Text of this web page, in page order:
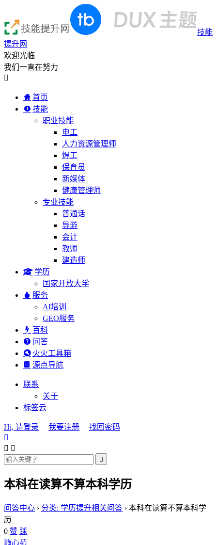
技能
提升网
欢迎光临
我们一直在努力

首页
技能
职业技能
电工
人力资源管理师
焊工
保育员
新媒体
健康管理师
专业技能
普通话
导游
会计
教师
建造师
学历
国家开放大学
服务
AI培训
GEO服务
百科
问答
火火工具箱
源点导航
联系
关于
标签云
Hi, 请登录 我要注册
找回密码

 

本科在读算不算本科学历
问答中心 › 分类: 学历提升相关问答 › 本科在读算不算本科学
历
0 赞 踩
静心苑